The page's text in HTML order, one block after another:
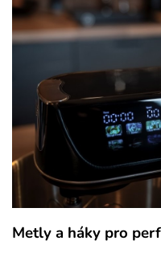
Metly a háky pro